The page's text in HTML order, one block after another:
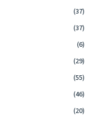
(37)
(37)
(6)
(29)
(55)
(46)
(20)